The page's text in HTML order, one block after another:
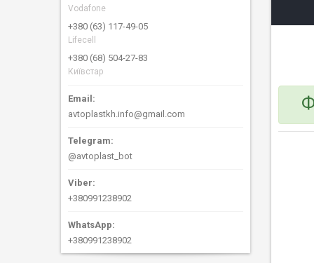
Vodafone
+380 (63) 117-49-05
Lifecell
+380 (68) 504-27-83
Київстар
avtoplastkh.info@gmail.com
@avtoplast_bot
+380991238902
+380991238902